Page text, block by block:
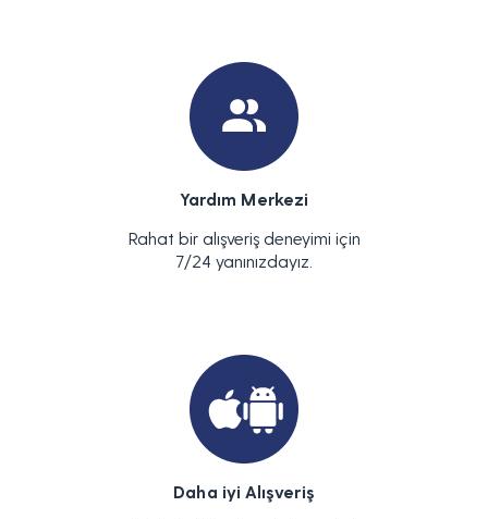
Yardım Merkezi
Rahat bir alışveriş deneyimi için
7/24 yanınızdayız.
Daha iyi Alışveriş